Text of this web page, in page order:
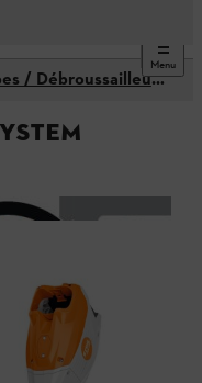
Menu
Coupe-bordures / Coupe-herbes / Débroussailleuses